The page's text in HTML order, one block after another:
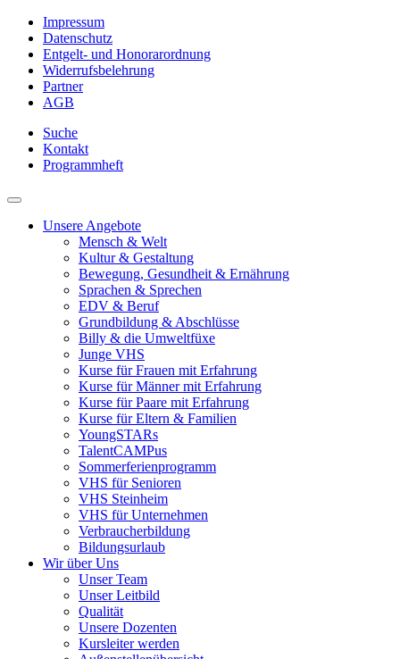
Impressum
Datenschutz
Entgelt- und Honorarordnung
Widerrufsbelehrung
Partner
AGB
Suche
Kontakt
Programmheft
Unsere Angebote
Mensch & Welt
Kultur & Gestaltung
Bewegung, Gesundheit & Ernährung
Sprachen & Sprechen
EDV & Beruf
Grundbildung & Abschlüsse
Billy & die Umweltfüxe
Junge VHS
Kurse für Frauen mit Erfahrung
Kurse für Männer mit Erfahrung
Kurse für Paare mit Erfahrung
Kurse für Eltern & Familien
YoungSTARs
TalentCAMPus
Sommerferienprogramm
VHS für Senioren
VHS Steinheim
VHS für Unternehmen
Verbraucherbildung
Bildungsurlaub
Wir über Uns
Unser Team
Unser Leitbild
Qualität
Unsere Dozenten
Kursleiter werden